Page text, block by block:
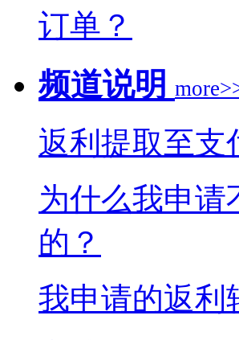
订单？
频道说明
返利提取至支
为什么我申请
的？
我申请的返利